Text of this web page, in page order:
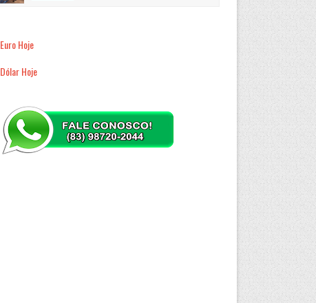
Euro Hoje
Dólar Hoje